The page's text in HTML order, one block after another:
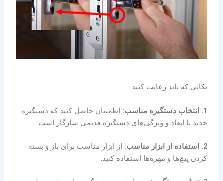
نکاتی که باید رعایت کنید
1. انتخاب دستگیره مناسب:
اطمینان حاصل کنید که دستگیره
جدید با ابعاد و ویژگی‌های دستگیره قدیمی سازگار است.
2. استفاده از ابزار مناسب:
از ابزار مناسب برای باز و بسته
کردن پیچ‌ها و مهره‌ها استفاده کنید.